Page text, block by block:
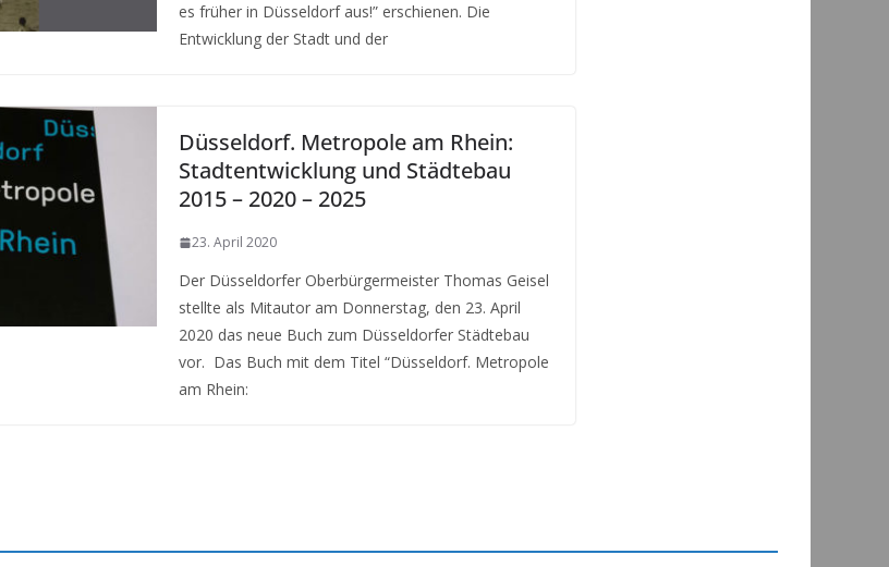
es früher in Düsseldorf aus!” erschienen. Die
Entwicklung der Stadt und der
Düsseldorf. Metropole am Rhein:
Stadtentwicklung und Städtebau
2015 – 2020 – 2025
23. April 2020
Der Düsseldorfer Oberbürgermeister Thomas Geisel
stellte als Mitautor am Donnerstag, den 23. April
2020 das neue Buch zum Düsseldorfer Städtebau
vor. Das Buch mit dem Titel “Düsseldorf. Metropole
am Rhein: